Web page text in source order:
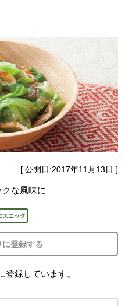
[ 公開日:2017年11月13日 ]
な風味に
スニック
に登録する
登録しています。